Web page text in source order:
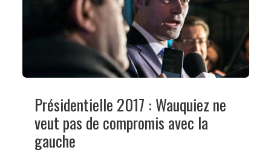
Présidentielle 2017 : Wauquiez ne
veut pas de compromis avec la
gauche